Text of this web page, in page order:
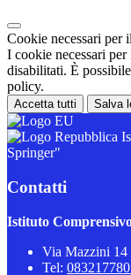
Cookie necessari per
I cookie necessari
disabilitati. È
policy.
Accetta tutti Salva
Springer"
Contatti
Istituto
Via Mazzini 14
Tel: